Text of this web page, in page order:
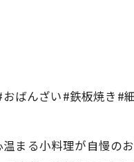
ばんざい#鉄板焼き#
まる小料理が自慢の